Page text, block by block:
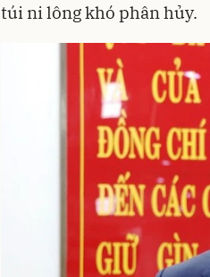
túi ni lông khó phân hủy.